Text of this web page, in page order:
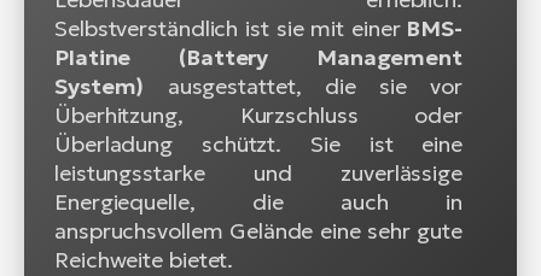
Selbstverständlich ist sie mit einerBMS-
Platine (Battery Management
System) ausgestattet, die sie vor
Überhitzung, Kurzschluss oder
Überladung schützt. Sie ist eine
leistungsstarke und zuverlässige
Energiequelle, die auch in
anspruchsvollem Gelände eine sehr gute
Reichweite bietet.